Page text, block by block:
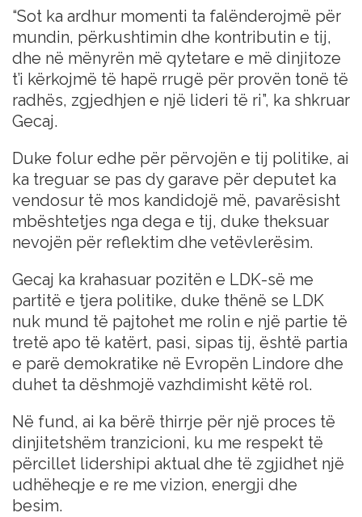
“Sot ka ardhur momenti ta falënderojmë për
mundin, përkushtimin dhe kontributin e tij,
dhe në mënyrën më qytetare e më dinjitoze
t’i kërkojmë të hapë rrugë për provën tonë të
radhës, zgjedhjen e një lideri të ri”, ka shkruar
Gecaj.
Duke folur edhe për përvojën e tij politike, ai
ka treguar se pas dy garave për deputet ka
vendosur të mos kandidojë më, pavarësisht
mbështetjes nga dega e tij, duke theksuar
nevojën për reflektim dhe vetëvlerësim.
Gecaj ka krahasuar pozitën e LDK-së me
partitë e tjera politike, duke thënë se LDK
nuk mund të pajtohet me rolin e një partie të
tretë apo të katërt, pasi, sipas tij, është partia
e parë demokratike në Evropën Lindore dhe
duhet ta dëshmojë vazhdimisht këtë rol.
Në fund, ai ka bërë thirrje për një proces të
dinjitetshëm tranzicioni, ku me respekt të
përcillet lidershipi aktual dhe të zgjidhet një
udhëheqje e re me vizion, energji dhe
besim.